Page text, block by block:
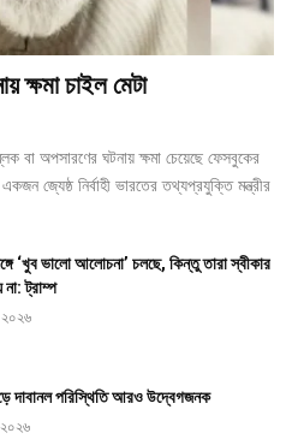
ক্ষমা চাইল মেটা
বা অপসারণের ঘটনায় ক্ষমা চেয়েছে ফেসবুকের
জ্যেষ্ঠ নির্বাহী ভারতের তথ্যপ্রযুক্তি মন্ত্রীর
‘খুব ভালো আলোচনা’ চলছে, কিন্তু তারা স্বীকার
ট্রাম্প
দাবানল পরিস্থিতি আরও উদ্বেগজনক